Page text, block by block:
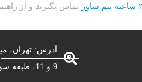
تماس بگیرید و از
آدرس: تهران،
9 و 11، طبقه سوم